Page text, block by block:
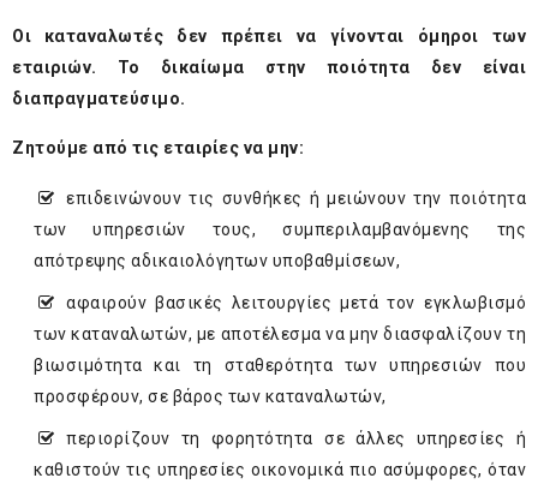
Οι καταναλωτές δεν πρέπει να γίνονται όμηροι των
εταιριών. Το δικαίωμα στην ποιότητα δεν είναι
διαπραγματεύσιμο.
Ζητούμε από τις εταιρίες να μην:
επιδεινώνουν τις συνθήκες ή μειώνουν την ποιότητα
των υπηρεσιών τους, συμπεριλαμβανόμενης της
απότρεψης αδικαιολόγητων υποβαθμίσεων,
αφαιρούν βασικές λειτουργίες μετά τον εγκλωβισμό
των καταναλωτών, με αποτέλεσμα να μην διασφαλίζουν τη
βιωσιμότητα και τη σταθερότητα των υπηρεσιών που
προσφέρουν, σε βάρος των καταναλωτών,
περιορίζουν τη φορητότητα σε άλλες υπηρεσίες ή
καθιστούν τις υπηρεσίες οικονομικά πιο ασύμφορες, όταν